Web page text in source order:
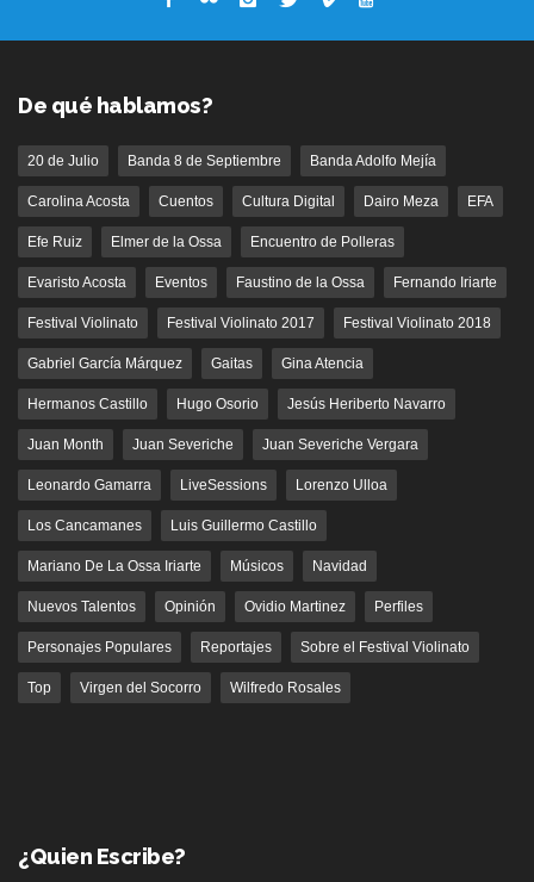
De qué hablamos?
20 de Julio Banda 8 de Septiembre Banda Adolfo Mejía
Carolina Acosta Cuentos Cultura Digital Dairo Meza EFA
Efe Ruiz Elmer de la Ossa Encuentro de Polleras
Evaristo Acosta Eventos Faustino de la Ossa Fernando Iriarte
Festival Violinato Festival Violinato 2017 Festival Violinato 2018
Gabriel García Márquez Gaitas Gina Atencia
Hermanos Castillo Hugo Osorio Jesús Heriberto Navarro
Juan Month Juan Severiche Juan Severiche Vergara
Leonardo Gamarra LiveSessions Lorenzo Ulloa
Los Cancamanes Luis Guillermo Castillo
Mariano De La Ossa Iriarte Músicos Navidad
Nuevos Talentos Opinión Ovidio Martinez Perfiles
Personajes Populares Reportajes Sobre el Festival Violinato
Top Virgen del Socorro Wilfredo Rosales
¿Quien Escribe?